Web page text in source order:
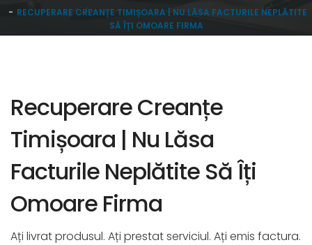
RECUPERARE CREANȚE TIMIȘOARA | NU LĂSA FACTURILE NEPLĂTITE
SĂ ÎȚI OMOARE FIRMA
Recuperare Creanțe
Timișoara | Nu Lăsa
Facturile Neplătite Să Îți
Omoare Firma
Ați livrat produsul. Ați prestat serviciul. Ați emis factura.